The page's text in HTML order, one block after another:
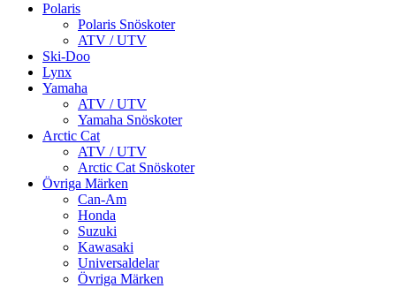
Polaris
Polaris Snöskoter
ATV / UTV
Ski-Doo
Lynx
Yamaha
ATV / UTV
Yamaha Snöskoter
Arctic Cat
ATV / UTV
Arctic Cat Snöskoter
Övriga Märken
Can-Am
Honda
Suzuki
Kawasaki
Universaldelar
Övriga Märken